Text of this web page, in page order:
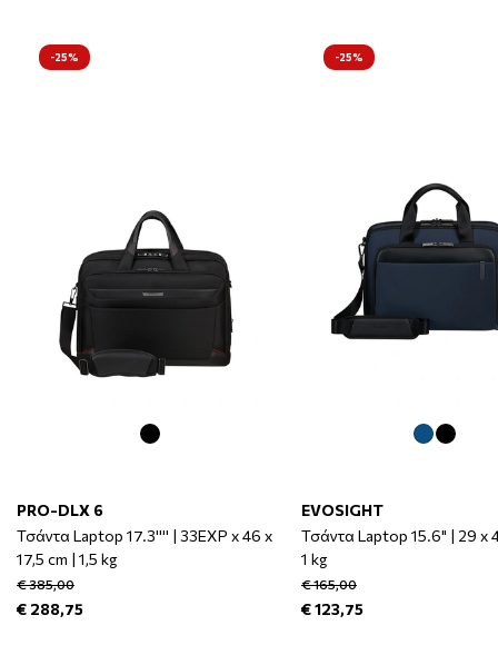
-25%
PRO-DLX 6
Τσάντα Laptop 17.3'''' | 33EXP x 46 x
17,5 cm | 1,5 kg
€ 385,00
€ 288,75
-25%
EVOSIGHT
Τσάντα Laptop 15.6" | 29 x
1 kg
€ 165,00
€ 123,75